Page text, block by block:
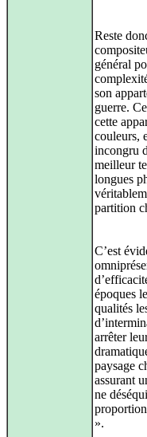
Reste
général
son
guerre.
cette
couleurs,
incongru
meilleur
longues
partition
C’est
époques
qualités
arrêter
paysage
assurant
ne
».